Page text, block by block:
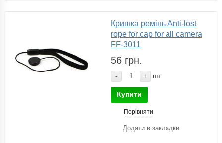
Кришка ремінь Anti-lost
rope for cap for all camera
FF-3011
56 грн.
- + шт
Купити
Порівняти
Додати в закладки